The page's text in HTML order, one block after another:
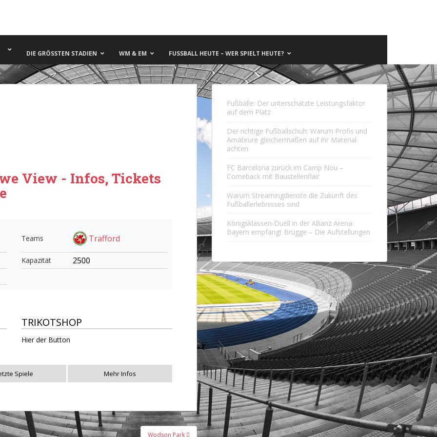
DIE GRÖSSTEN STADIEN WM & EM FUSSBALL HEUTE – WER SPIELT HEUTE?
View - Infos, Tickets
Teams Trafford
Kapazität 2500
TRIKOTSHOP
Hier der Button
Spiele Mehr Infos
Wodson Park
Fußbälle: Der unterschätzte Leistungsfaktor
auf dem Platz
Der richtige Fußballschuh: Warum Profis und
Amateure gleichermaßen auf ihr Material
achten
FC Barcelona zurück im Camp Nou –
Comeback mit Baustellenflair
Warum Streamingdienste die Zukunft des
Fußballerlebnisses sind
Königsklassen-Duell in der Allianz Arena:
Bayern empfängt Brügge – Die Aufstellungen